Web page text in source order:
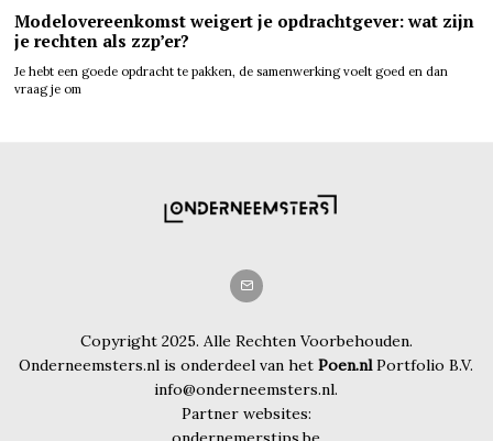
Modelovereenkomst weigert je opdrachtgever: wat zijn
je rechten als zzp’er?
Je hebt een goede opdracht te pakken, de samenwerking voelt goed en dan
vraag je om
Copyright 2025. Alle Rechten Voorbehouden.
Onderneemsters.nl is onderdeel van hetPoen.nlPortfolio B.V.
info@onderneemsters.nl.
Partner websites: